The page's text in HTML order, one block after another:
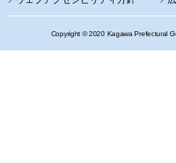
Copyright © 2020 Kagawa Prefectural